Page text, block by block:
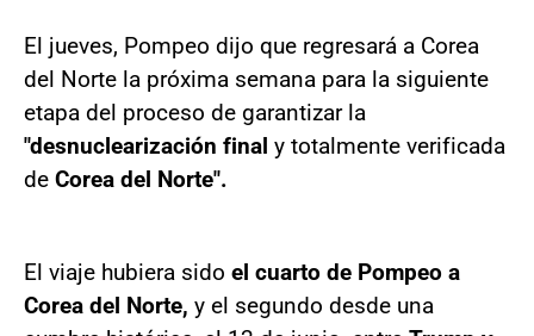
El jueves, Pompeo dijo que regresará a Corea
del Norte la próxima semana para la siguiente
etapa del proceso de garantizar la
"desnuclearización final y totalmente verificada
de Corea del Norte".
El viaje hubiera sido el cuarto de Pompeo a
Corea del Norte, y el segundo desde una